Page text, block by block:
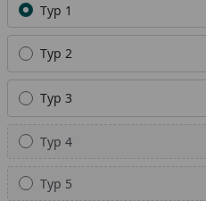
Typ 1
Typ 2
Typ 3
Typ 4
Typ 5